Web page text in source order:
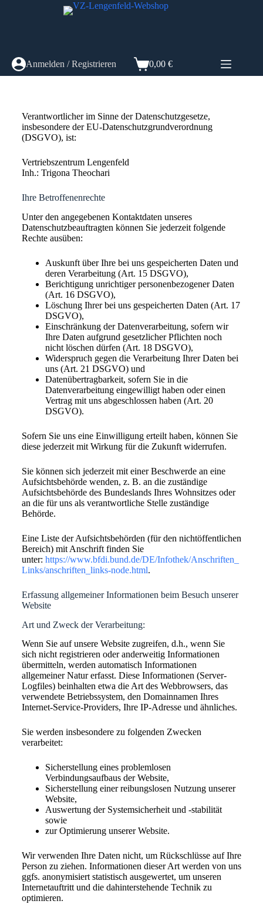
Anmelden / Registrieren 0,00 €
Verantwortlicher im Sinne der Datenschutzgesetze,
insbesondere der EU-Datenschutzgrundverordnung
(DSGVO), ist:
Vertriebszentrum Lengenfeld
Inh.: Trigona Theochari
Ihre Betroffenenrechte
Unter den angegebenen Kontaktdaten unseres
Datenschutzbeauftragten können Sie jederzeit folgende
Rechte ausüben:
Auskunft über Ihre bei uns gespeicherten Daten und
deren Verarbeitung (Art. 15 DSGVO),
Berichtigung unrichtiger personenbezogener Daten
(Art. 16 DSGVO),
Löschung Ihrer bei uns gespeicherten Daten (Art. 17
DSGVO),
Einschränkung der Datenverarbeitung, sofern wir
Ihre Daten aufgrund gesetzlicher Pflichten noch
nicht löschen dürfen (Art. 18 DSGVO),
Widerspruch gegen die Verarbeitung Ihrer Daten bei
uns (Art. 21 DSGVO) und
Datenübertragbarkeit, sofern Sie in die
Datenverarbeitung eingewilligt haben oder einen
Vertrag mit uns abgeschlossen haben (Art. 20
DSGVO).
Sofern Sie uns eine Einwilligung erteilt haben, können Sie
diese jederzeit mit Wirkung für die Zukunft widerrufen.
Sie können sich jederzeit mit einer Beschwerde an eine
Aufsichtsbehörde wenden, z. B. an die zuständige
Aufsichtsbehörde des Bundeslands Ihres Wohnsitzes oder
an die für uns als verantwortliche Stelle zuständige
Behörde.
Eine Liste der Aufsichtsbehörden (für den nichtöffentlichen
Bereich) mit Anschrift finden Sie
unter: https://www.bfdi.bund.de/DE/Infothek/Anschriften_
Links/anschriften_links-node.html.
Erfassung allgemeiner Informationen beim Besuch unserer
Website
Art und Zweck der Verarbeitung:
Wenn Sie auf unsere Website zugreifen, d.h., wenn Sie
sich nicht registrieren oder anderweitig Informationen
übermitteln, werden automatisch Informationen
allgemeiner Natur erfasst. Diese Informationen (Server-
Logfiles) beinhalten etwa die Art des Webbrowsers, das
verwendete Betriebssystem, den Domainnamen Ihres
Internet-Service-Providers, Ihre IP-Adresse und ähnliches.
Sie werden insbesondere zu folgenden Zwecken
verarbeitet:
Sicherstellung eines problemlosen
Verbindungsaufbaus der Website,
Sicherstellung einer reibungslosen Nutzung unserer
Website,
Auswertung der Systemsicherheit und -stabilität
sowie
zur Optimierung unserer Website.
Wir verwenden Ihre Daten nicht, um Rückschlüsse auf Ihre
Person zu ziehen. Informationen dieser Art werden von uns
ggfs. anonymisiert statistisch ausgewertet, um unseren
Internetauftritt und die dahinterstehende Technik zu
optimieren.